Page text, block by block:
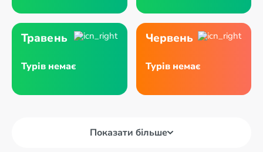
Травень
Турів немає
Червень
Турів немає
Показати більше